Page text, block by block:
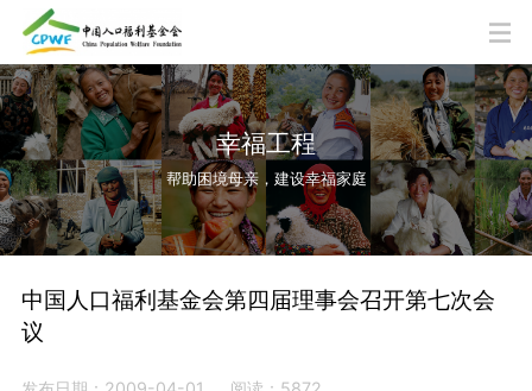
幸福工程
帮助困境母亲，建设幸福家庭
中国人口福利基金会第四届理事会召开第七次会
议